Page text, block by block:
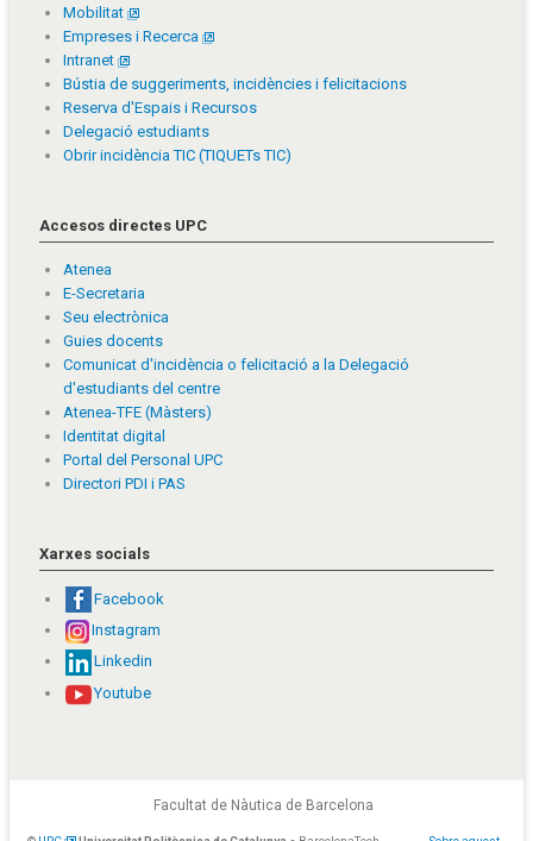
Mobilitat
Empreses i Recerca
Intranet
Bústia de suggeriments, incidències i felicitacions
Reserva d'Espais i Recursos
Delegació estudiants
Obrir incidència TIC (TIQUETs TIC)
Accesos directes UPC
Atenea
E-Secretaria
Seu electrònica
Guies docents
Comunicat d'incidència o felicitació a la Delegació
d'estudiants del centre
Atenea-TFE (Màsters)
Identitat digital
Portal del Personal UPC
Directori PDI i PAS
Xarxes socials
Facebook
Instagram
Linkedin
Youtube
Facultat de Nàutica de Barcelona